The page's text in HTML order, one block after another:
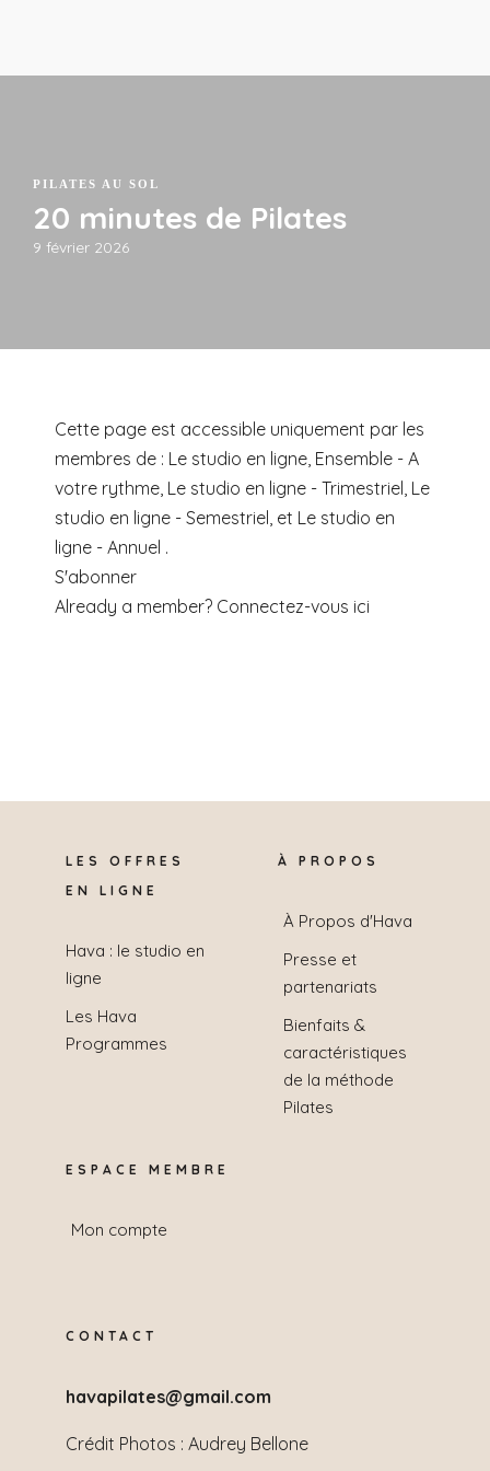
PILATES AU SOL
20 minutes de Pilates
9 février 2026
Cette page est accessible uniquement par les
membres de : Le studio en ligne, Ensemble - A
votre rythme, Le studio en ligne - Trimestriel, Le
studio en ligne - Semestriel, et Le studio en
ligne - Annuel .
S'abonner
Already a member? Connectez-vous ici
LES OFFRES
EN LIGNE
Hava : le studio en
ligne
Les Hava
Programmes
À PROPOS
À Propos d'Hava
Presse et
partenariats
Bienfaits &
caractéristiques
de la méthode
Pilates
ESPACE MEMBRE
Mon compte
CONTACT
havapilates@gmail.com
Crédit Photos : Audrey Bellone